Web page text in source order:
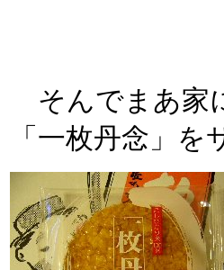
そんでまあ家
「一枚丹念」